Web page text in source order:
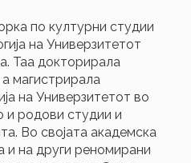
по културни студии
на Универзитетот
Таа докторирала
а магистрирала
на Универзитетот во
и родови студии и
Во својата академска
и на други реномирани